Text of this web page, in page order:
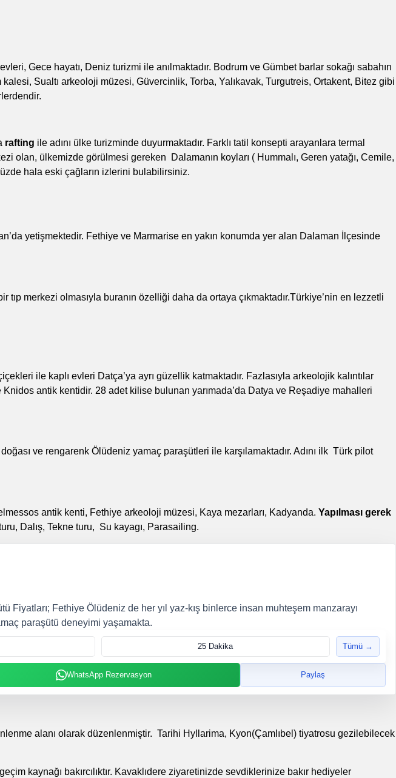
Gece hayatı, Deniz turizmi ile anılmaktadır. Bodrum ve Gümbet barlar sokağı sabahın
Sualtı arkeoloji müzesi, Güvercinlik, Torba, Yalıkavak, Turgutreis, Ortakent, Bitez gibi
rafting ile adını ülke turizminde duyurmaktadır. Farklı tatil konsepti arayanlara termal
olan, ülkemizde görülmesi gereken Dalamanın koyları ( Hummalı, Geren yatağı, Cemile,
hala eski çağların izlerini bulabilirsiniz.
yetişmektedir. Fethiye ve Marmarise en yakın konumda yer alan Dalaman İlçesinde
merkezi olmasıyla buranın özelliği daha da ortaya çıkmaktadır.Türkiye’nin en lezzetli
ile kaplı evleri Datça’ya ayrı güzellik katmaktadır. Fazlasıyla arkeolojik kalıntılar
antik kentidir. 28 adet kilise bulunan yarımada’da Datya ve Reşadiye mahalleri
ve rengarenk Ölüdeniz yamaç paraşütleri ile karşılamaktadır. Adını ilk Türk pilot
antik kenti, Fethiye arkeoloji müzesi, Kaya mezarları, Kadyanda. Yapılması gerek
Dalış, Tekne turu, Su kayagı, Parasailing.
Fiyatları; Fethiye Ölüdeniz de her yıl yaz-kış binlerce insan muhteşem manzarayı
paraşütü deneyimi yaşamakta.
25 Dakika Tümü →
WhatsApp Rezervasyon Paylaş
alanı olarak düzenlenmiştir. Tarihi Hyllarima, Kyon(Çamlıbel) tiyatrosu gezilebilecek
kaynağı bakırcılıktır. Kavaklıdere ziyaretinizde sevdiklerinize bakır hediyeler